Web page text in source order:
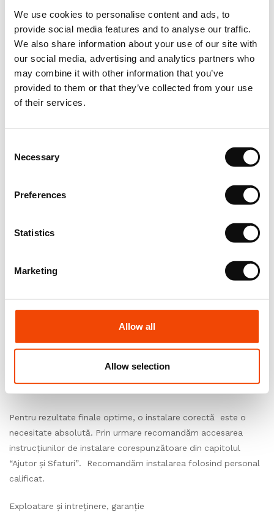
We use cookies to personalise content and ads, to
provide social media features and to analyse our traffic.
We also share information about your use of our site with
our social media, advertising and analytics partners who
may combine it with other information that you’ve
provided to them or that they’ve collected from your use
of their services.
Selection
Necessary
Preferences
Statistics
Marketing
Allow all
Allow selection
Produsul solicitat, respectiv cantitatea achiziționată
în m2(metri pătrați) va fi livrată în ml(metri liniari), conform
solicitării dumneavoastră, rola având lațimea de 2m.
Depozitare
Puneți rolele pe o suprafață plană în camera în care urmează
cel puțin 24 de ore pentru a se aclimatiza.
Inspecție
Calitatea, culoarea și numărul lotului de fabricație sunt
menționate de către producător pentru fiecare produs în
este foarte important să folosiți role din același lot de
fabricație în aceeași încăpere sau suprafață în parte. Prin
urmare, trebuie să verificați întotdeauna produsul livrat înainte
de a începe instalarea.
În așteptarea instalării, depozitați rolele într-o cameră închisă,
unde temperatura este cuprinsă între 15°C și 25°C, umiditatea
Pentru rezultate finale optime, o instalare corectă este o
necesitate absolută. Prin urmare recomandăm accesarea
instrucțiunilor de instalare corespunzătoare din capitolul
“Ajutor și Sfaturi”. Recomandăm instalarea folosind personal
calificat.
Exploatare și intreținere, garanție